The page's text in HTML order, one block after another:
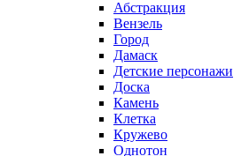
Абстракция
Вензель
Город
Дамаск
Детские персонажи
Доска
Камень
Клетка
Кружево
Однотон